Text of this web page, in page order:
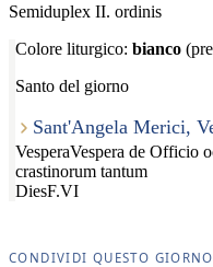
Semiduplex II. ordinis
Colore liturgico: bianco
Santo del giorno
Sant'Angela Merici,
VesperaVespera de Officio
crastinorum tantum
DiesF.VI
CONDIVIDI QUESTO